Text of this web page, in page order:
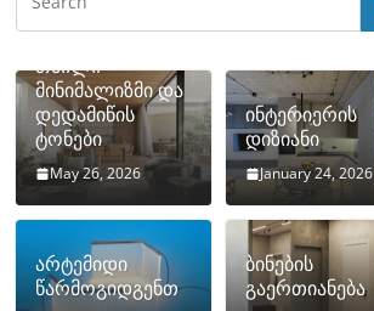
თბილი
მინიმალიზმი და
დედამიწის
ტონები
May 26, 2026
ინტერიერის
დიზიანი
January 24, 2026
არტემიდი
წარმოგიდგენთ
ბინების
გაერთიანება